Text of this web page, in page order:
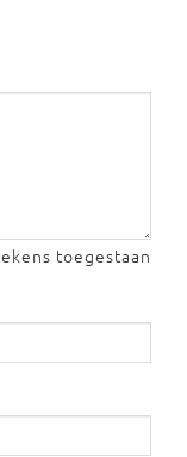
toegestaan